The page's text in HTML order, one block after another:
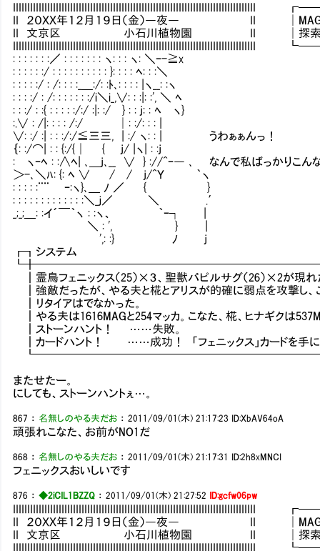
II ２０ＸＸ年１２月１９日（金）―夜― II │MAG
II 文京区 小石川植物園 II │探索：6
: : : : : : :／ : : : : : : : ヽ: : : ヽ: ＼ｰ-≧x
: : : : : :/ : : : : : : : : : : }: : : : ﾍ: : :＼
: : : : :/ : /: : : :_＿:/: :ﾄ､: : : : |ヽ__: :ヽ
: : : :/ : /: : : : : : :/i＼i_,∨: : :|: :', ＼ ﾍ
: : :/ : :{ : : : : :/:/ :|: :/ } : : j: : ﾍ ヽ}
:.∨ : /|: : : : /:/ Ⅳ │: :/: : : |
∨: :/ :| : : :/:/≦三三, | :/ ヽ: : | うわぁぁんっ！
｛: :/⌒| : : {:/{│ { j/ |ヽ| : :j
:Ⅴヽｰﾍ : :∧ﾍ| ､＿j､__ ∨ } ://^ｰ― ､ なんで私ばっかりこんな
＞-､＼ﾊ: {: ﾍ ∨ / / j/^Ｙ ｀ヽ
: : : : :¨¨ Ⅵｰ:ヽ}､＿ ﾉ ／ { }
: : : : : : : : : : : : :＼_ｊ／ ＼ .′
_;_;＿: :イ´￣｀ヽ : :ヽ、 ｀ｰ┐ |
＼ : ', } |
',: :} ﾉ j
┏┓システ
┃霊鳥フェニックス（25）×３、聖獣パピルサグ（26）×2が現れ
┃強敵だったが、やる夫と椛とアリスが的確に弱点を攻撃し、
┃リタイアはでなかった。
┃やる夫は1616MAGと254マッカ。こなた、椛、ヒナギクは
┃ストーンハント！ ……失敗。
┃カードハント！ ……成功！ 「フェニックス」カードを手に
またせたー。
にしても、ストーンハントぇ…。
867 ： 名無しのやる夫だお ：2011/09/01(木) 21:17:23 ID:XbAV64oA
頑張れこなた、お前がNO1だ
868 ： 名無しのやる夫だお ：2011/09/01(木) 21:17:31 ID:2h8xMNCI
フェニックスおいしいです
876 ：◆2iCIL1BZZQ ：2011/09/01(木) 21:27:52 ID:gcfw06pw
II ２０ＸＸ年１２月１９日（金）―夜― II │MAG
II 文京区 小石川植物園 II │探索：6